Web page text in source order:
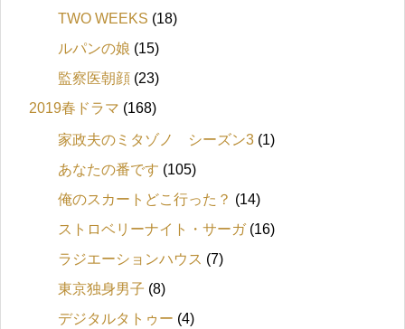
TWO WEEKS (18)
ルパンの娘 (15)
監察医朝顔 (23)
2019春ドラマ (168)
家政夫のミタゾノ シーズン3 (1)
あなたの番です (105)
俺のスカートどこ行った？ (14)
ストロベリーナイト・サーガ(16)
ラジエーションハウス (7)
東京独身男子 (8)
デジタルタトゥー (4)